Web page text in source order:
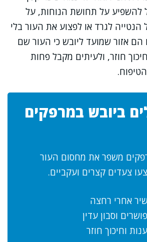
להשפיע על תחושת הנוחות, על
הנטייה לגרד או לפצוע את העור בלי
אזור שמועד ליובש כי העור שם
חוזר, ולעיתים מקבל פחות
ביובש במרפקים
משפר את מחסום העור
צעדים קצרים ועקביים.
אחרי רחצה
וסבון עדין
וחיכוך חוזר